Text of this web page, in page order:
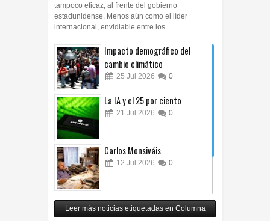
tampoco eficaz, al frente del gobierno
estadunidense. Menos aún como el líder
internacional, envidiable entre los ...
Impacto demográfico del
cambio climático
25 Jul 2026 0
La IA y el 25 por ciento
21 Jul 2026 0
Carlos Monsiváis
12 Jul 2026 0
Revuelo en la inteligencia
artificial
Leer más noticias etiquetadas en Columna